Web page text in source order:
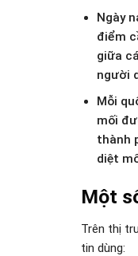
Ngày
điểm
giữa
người
Mỗi
mối
thành
diệt
Một
Trên thị
tin dùng: